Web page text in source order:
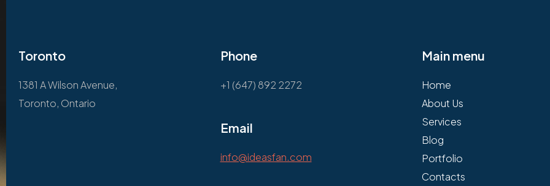
Toronto
1381 A Wilson Avenue,
Toronto, Ontario
Phone
+1 (647) 892 2272
Email
info@ideasfan.com
Main menu
Home
About Us
Services
Blog
Portfolio
Contacts